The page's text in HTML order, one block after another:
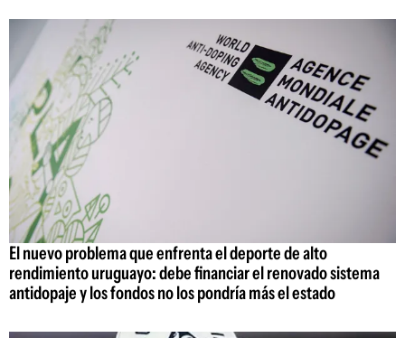
El nuevo problema que enfrenta el deporte de alto
rendimiento uruguayo: debe financiar el renovado sistema
antidopaje y los fondos no los pondría más el estado